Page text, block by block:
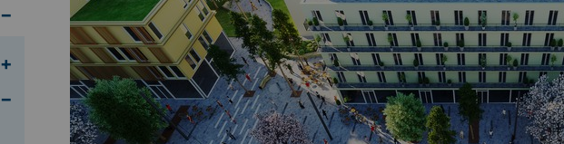
Undermeny för Stadsutveckling
Undermeny för Detaljplaner
Undermeny för Områden för stadsutveckling